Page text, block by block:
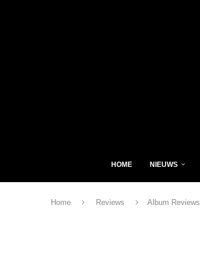
HOME NIEUWS
Home Reviews Album Reviews